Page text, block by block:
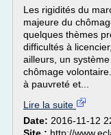
Les rigidités du
majeure du
quelques thèmes
difficultés à
ailleurs, un
chômage
à pauvreté et...
Lire la suite
Date: 2016-11-12